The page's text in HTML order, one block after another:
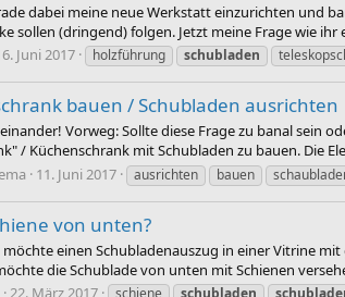
dabei meine neue Werkstatt einzurichten und
sollen (dringend) folgen. Jetzt meine Frage wie
Juni 2017 holzführung schubladen
bauen / Schubladen ausrichten
Vorweg: Sollte diese Frage zu banal sein
/ Küchenschrank mit Schubladen zu bauen. Die
11. Juni 2017 ausrichten bauen
von unten?
möchte einen Schubladenauszug in einer Vitrine
die Schublade von unten mit Schienen